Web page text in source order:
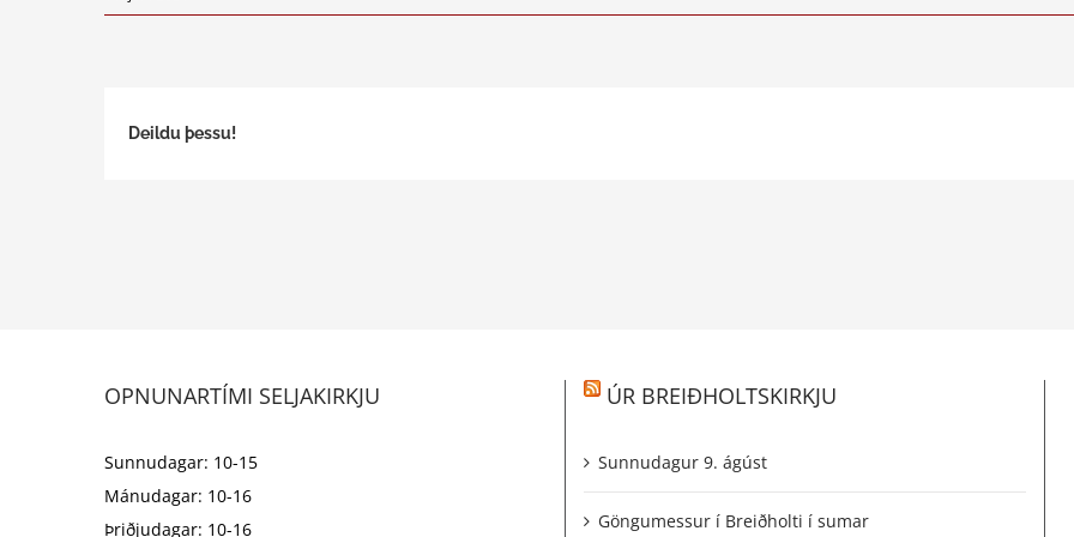
Deildu þessu!
OPNUNARTÍMI SELJAKIRKJU
Sunnudagar: 10-15
Mánudagar: 10-16
Þriðjudagar: 10-16
ÚR BREIÐHOLTSKIRKJU
Sunnudagur 9. ágúst
Göngumessur í Breiðholti í sumar